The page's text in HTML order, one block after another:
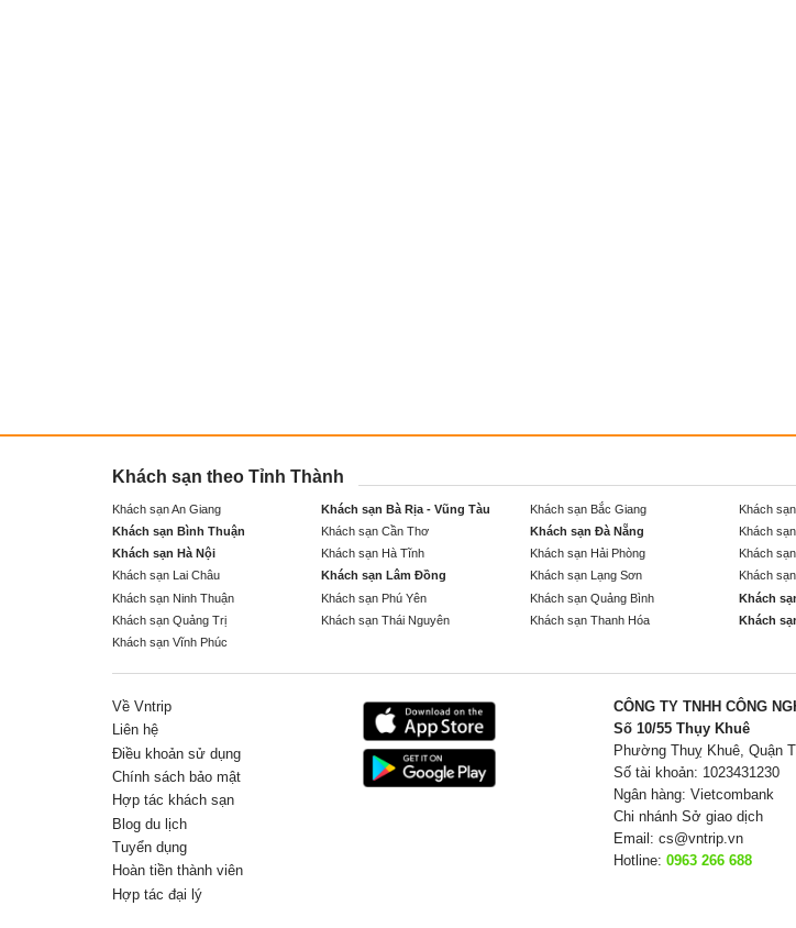
Khách sạn theo Tỉnh Thành
Khách sạn An Giang Khách sạn Bà Rịa - Vũng Tàu Khách sạn Bắc Giang Khách
Khách sạn Bình Thuận
Khách sạn Cần Thơ Khách sạn Đà Nẵng Khách
Khách sạn Hà Nội
Khách sạn Hà Tĩnh Khách sạn Hải Phòng Khách
Khách sạn Lai Châu
Khách sạn Lâm Đồng Khách sạn Lạng Sơn Khách
Khách sạn Ninh Thuận
Khách sạn Phú Yên Khách sạn Quảng Bình Khách
Khách sạn Quảng Trị
Khách sạn Thái Nguyên Khách sạn Thanh Hóa Khách
Khách sạn Vĩnh Phúc
Về Vntrip
Liên hệ
Điều khoản sử dụng
Chính sách bảo mật
Hợp tác khách sạn
Blog du lịch
Tuyển dụng
Hoàn tiền thành viên
Hợp tác đại lý
CÔNG TY TNHH CÔNG
Số 10/55 Thụy Khuê
Phường Thuỵ Khuê, Quận
Số tài khoản: 1023431230
Ngân hàng: Vietcombank
Chi nhánh Sở giao dịch
Email: cs@vntrip.vn
Hotline: 0963 266 688